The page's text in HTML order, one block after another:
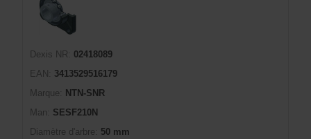
Dexis NR:
02418089
EAN:
3413529516179
Marque:
NTN-SNR
Man:
SESF210N
Diamètre d'arbre:
50 mm